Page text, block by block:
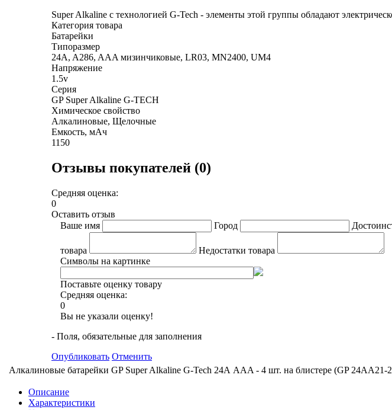
Super Alkaline с технологией G-Tech - элементы этой группы обладают
Категория товара
Батарейки
Типоразмер
24A, A286, AAA мизинчиковые, LR03, MN2400, UM4
Напряжение
1.5v
Серия
GP Super Alkaline G-TECH
Химическое свойство
Алкалиновые, Щелочные
Емкость, мАч
1150
Отзывы покупателей (0)
Средняя оценка:
0
Оставить отзыв
Ваше имя
Город
товара
Недостатки товара
Символы на картинке
Поставьте оценку товару
Средняя оценка:
0
Вы не указали оценку!
- Поля, обязательные для заполнения
Опубликовать Отменить
Алкалиновые батарейки GP Super Alkaline G-Tech 24А ААA - 4 шт. на блистере (GP 24AA21-
Описание
Характеристики